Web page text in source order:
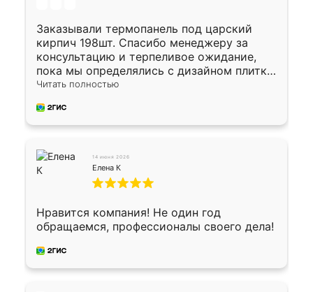
Заказывали термопанель под царский
кирпич 198шт. Спасибо менеджеру за
консультацию и терпеливое ожидание,
пока мы определялись с дизайном плитки.
Исполнен заказ в срок, спасибо
предоплата наличкой 50%. Накануне с
водителем договорились о доставке в
Окончательный расчет при получении.
Огромная благодарность водителю, помог
выгрузить. Получили коробку плитки на
Осталось дело за малым-монтировать)))
Подарили два больших вазона трапеция
из архитектурного бетона-красота.
Читать полностью
14 июня 2026
Елена К
Нравится компания! Не один год
обращаемся, профессионалы своего дела!